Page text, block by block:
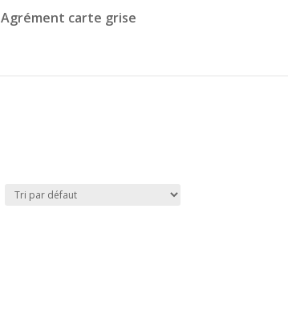
Agrément carte grise